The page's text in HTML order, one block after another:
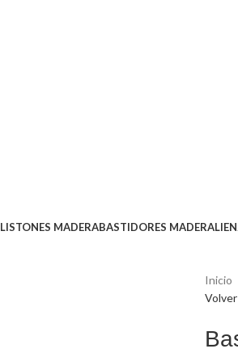
LISTONES MADERABASTIDORES MADERA
Inicio